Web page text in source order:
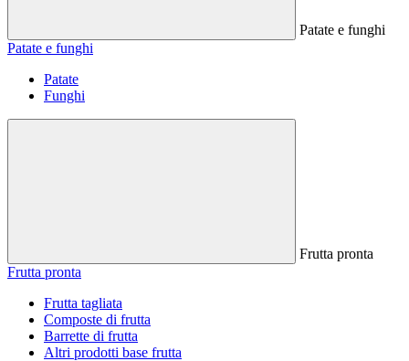
Patate e funghi
Patate e funghi
Patate
Funghi
Frutta pronta
Frutta pronta
Frutta tagliata
Composte di frutta
Barrette di frutta
Altri prodotti base frutta